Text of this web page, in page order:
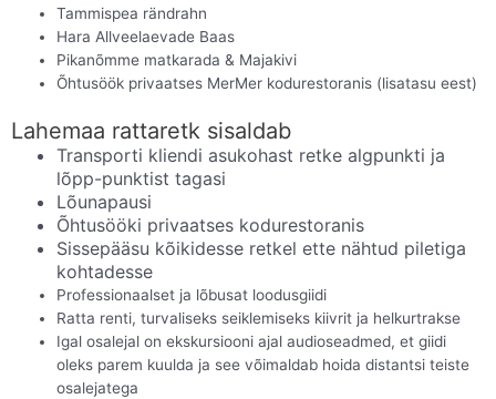
Tammispea rändrahn
Hara Allveelaevade Baas
Pikanõmme matkarada & Majakivi
Õhtusöök privaatses MerMer kodurestoranis (lisatasu eest)
Lahemaa rattaretk sisaldab
Transporti kliendi asukohast retke algpunkti ja
lõpp-punktist tagasi
Lõunapausi
Õhtusööki privaatses kodurestoranis
Sissepääsu kõikidesse retkel ette nähtud piletiga
kohtadesse
Professionaalset ja lõbusat loodusgiidi
Ratta renti, turvaliseks seiklemiseks kiivrit ja helkurtrakse
Igal osalejal on ekskursiooni ajal audioseadmed, et giidi
oleks parem kuulda ja see võimaldab hoida distantsi teiste
osalejatega